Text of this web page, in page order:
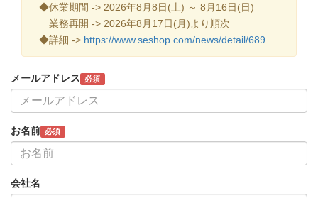
◆休業期間 -> 2026年8月8日(土) ～ 8月16日(日)
業務再開 -> 2026年8月17日(月)より順次
◆詳細 -> https://www.seshop.com/news/detail/689
メールアドレス 必須
お名前 必須
会社名